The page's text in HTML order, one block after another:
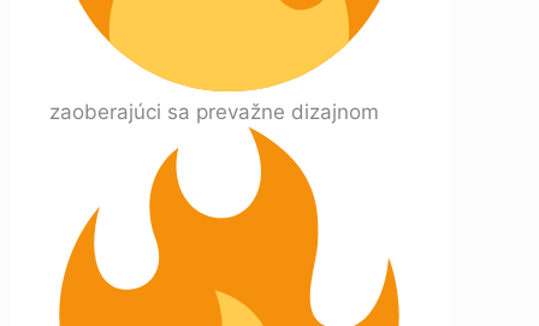
zaoberajúci sa prevažne dizajnom